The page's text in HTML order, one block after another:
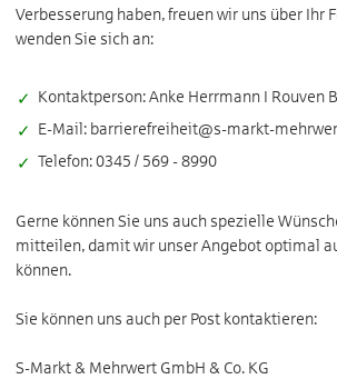
Verbesserung haben, freuen wir uns über Ihr
wenden Sie sich an:
Kontaktperson: Anke Herrmann I Rouven
E-Mail: barrierefreiheit@s-markt-
Telefon: 0345 / 569 - 8990
Gerne können Sie uns auch spezielle
mitteilen, damit wir unser Angebot optimal
können.
Sie können uns auch per Post kontaktieren:
S-Markt & Mehrwert GmbH & Co. KG